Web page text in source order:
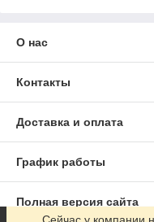
О нас
Контакты
Доставка и оплата
График работы
Полная версия сайта